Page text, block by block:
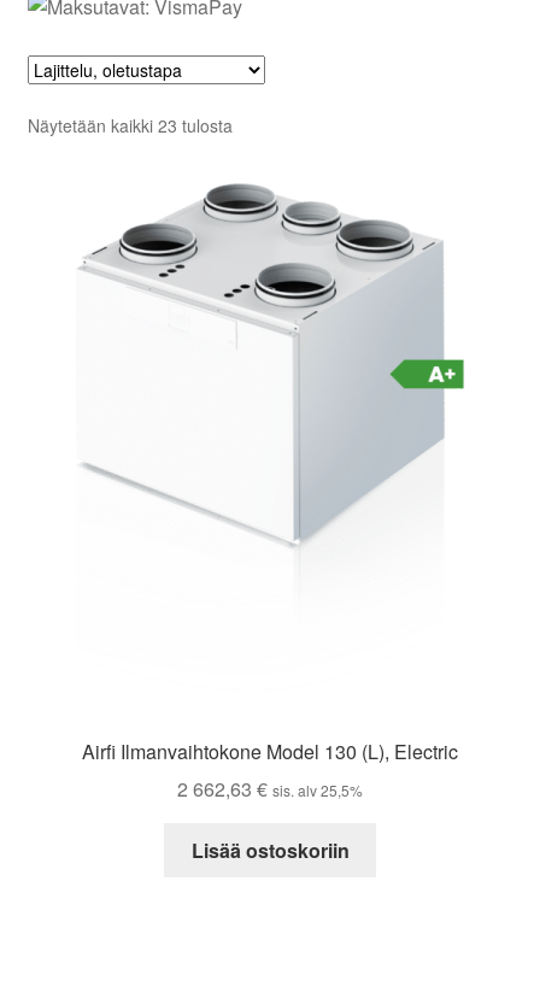
Näytetään kaikki 23 tulosta
Airfi Ilmanvaihtokone Model 130 (L), Electric
2 662,63 € sis. alv 25,5%
Lisää ostoskoriin